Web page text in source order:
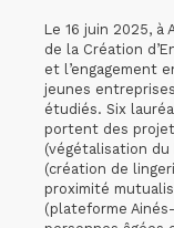
Le 16 juin 2025, à
de la Création
et l’engagement
jeunes
étudiés. Six
portent des
(végétalisation
(création de
proximité
(plateforme